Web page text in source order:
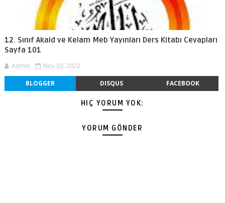
12. Sınıf Akaid ve Kelam Meb Yayınları Ders Kitabı Cevapları
Sayfa 101
Admin Nov 03, 2022
BLOGGER DISQUS FACEBOOK
HIÇ YORUM YOK:
YORUM GÖNDER